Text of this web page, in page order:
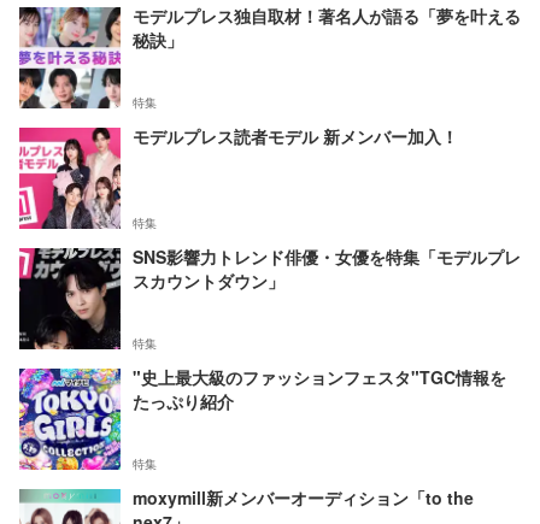
モデルプレス独自取材！著名人が語る「夢を叶える
秘訣」
特集
モデルプレス読者モデル 新メンバー加入！
特集
SNS影響力トレンド俳優・女優を特集「モデルプレ
スカウントダウン」
特集
"史上最大級のファッションフェスタ"TGC情報を
たっぷり紹介
特集
moxymill新メンバーオーディション「to the